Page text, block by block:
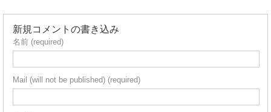
新規コメントの書き込み
名前 (required)
Mail (will not be published) (required)